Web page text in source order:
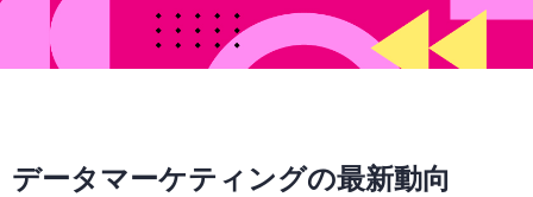
データマーケティングの最新動向